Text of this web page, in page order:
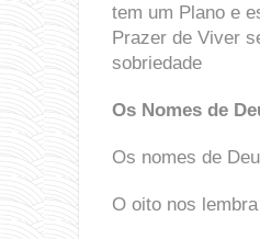
tem um Plano e
Prazer de Viver
sobriedade
Os Nomes de
Os nomes de
O oito nos